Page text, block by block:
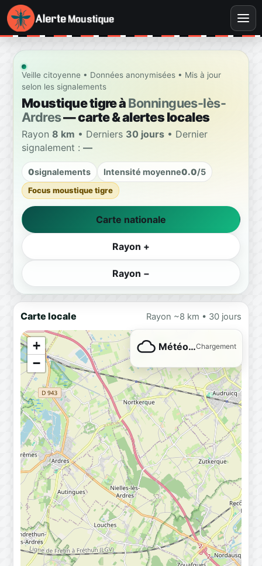
Veille citoyenne • Données anonymisées • Mis à jour
selon les signalements
Moustique tigre àBonningues-lès-
Ardres— carte & alertes locales
Rayon 8 km • Derniers 30 jours • Dernier
signalement : —
0signalements Intensité moyenne0.0/5
Focus moustique tigre
Carte nationale
Rayon +
Rayon −
Carte locale Rayon ~8 km • 30 jours
+
−
Météo…Chargement